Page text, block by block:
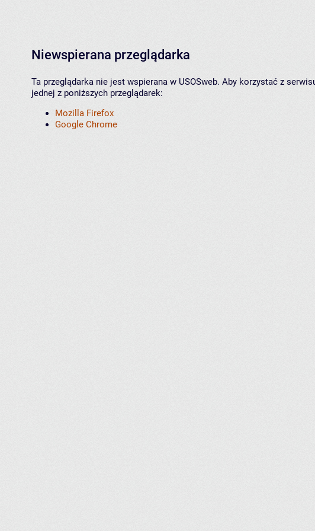
Niewspierana przeglądarka
Ta przeglądarka nie jest wspierana w USOSweb. Aby korzystać z
jednej z poniższych przeglądarek:
Mozilla Firefox
Google Chrome